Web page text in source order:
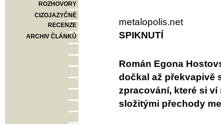
ROZHOVORY
CIZOJAZYČNÉ
RECENZE
ARCHIV ČLÁNKŮ
metalopolis.net
SPIKNUTÍ
Román Egona
dočkal až překvapivě
zpracování, které si
složitými přechody